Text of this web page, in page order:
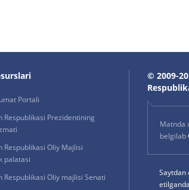
Portali
Respublikasi Prezidentining
Respublikasi Oliy Majlisi
palatasi
Respublikasi Oliy majlisi Senati
© 2009-
Matnda
belgilab
Saytdan